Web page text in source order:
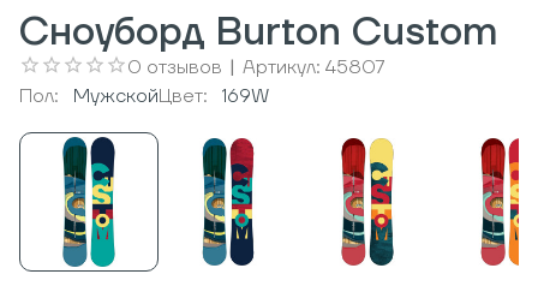
Сноуборд Burton Custom
0 отзывов | Артикул: 45807
Пол:
МужcкойЦвет: 169W